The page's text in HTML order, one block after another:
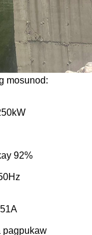
mosunod:
92%
pagpukaw